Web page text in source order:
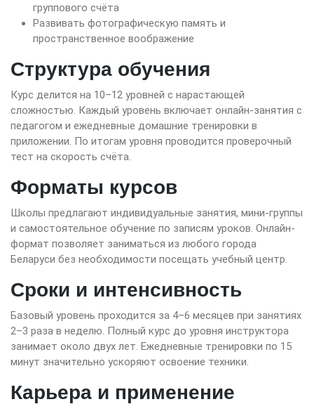
группового счёта
Развивать фотографическую память и
пространственное воображение
Структура обучения
Курс делится на 10–12 уровней с нарастающей
сложностью. Каждый уровень включает онлайн-занятия с
педагогом и ежедневные домашние тренировки в
приложении. По итогам уровня проводится проверочный
тест на скорость счёта.
Форматы курсов
Школы предлагают индивидуальные занятия, мини-группы
и самостоятельное обучение по записям уроков. Онлайн-
формат позволяет заниматься из любого города
Беларуси без необходимости посещать учебный центр.
Сроки и интенсивность
Базовый уровень проходится за 4–6 месяцев при занятиях
2–3 раза в неделю. Полный курс до уровня инструктора
занимает около двух лет. Ежедневные тренировки по 15
минут значительно ускоряют освоение техники.
Карьера и применение